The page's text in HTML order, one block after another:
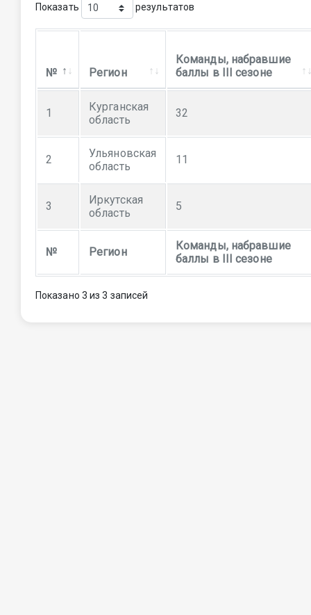
Показать результатов
№ Регион
Команды, набравшие
баллы в III сезоне
1
Курганская
область
32
2
Ульяновская
область
11
3
Иркутская
область
5
№ Регион
Команды, набравшие
баллы в III сезоне
Показано 3 из 3 записей